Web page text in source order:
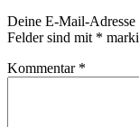
Deine E-Mail-
Felder sind mit *
Kommentar *